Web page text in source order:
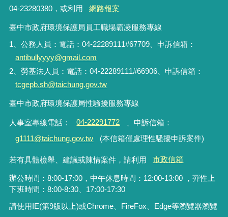
04-23280380，或利用
網路報案
臺中市政府環境保護局員工職場霸凌服務專線
1、公務人員：電話：04-22289111#67709、申訴信箱：
antibullyyyy@gmail.com
2、勞基法人員：電話：04-22289111#66906、申訴信箱：
tcgepb.sh@taichung.gov.tw
臺中市政府環境保護局性騷擾服務專線
人事室專線電話： 04-22291772 、申訴信箱 ：
g1111@taichung.gov.tw
(本信箱僅處理性騷擾申訴案件)
若有具體檢舉、建議或陳情案件，請利用 市政信箱
辦公時間：8:00-17:00，中午休息時間：12:00-13:00 ，彈性上
下班時間：8:00-8:30、17:00-17:30
請使用IE(第9版以上)或Chrome、FireFox、Edge等瀏覽器瀏覽